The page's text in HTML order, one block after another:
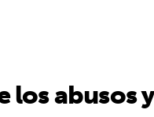
los abusos